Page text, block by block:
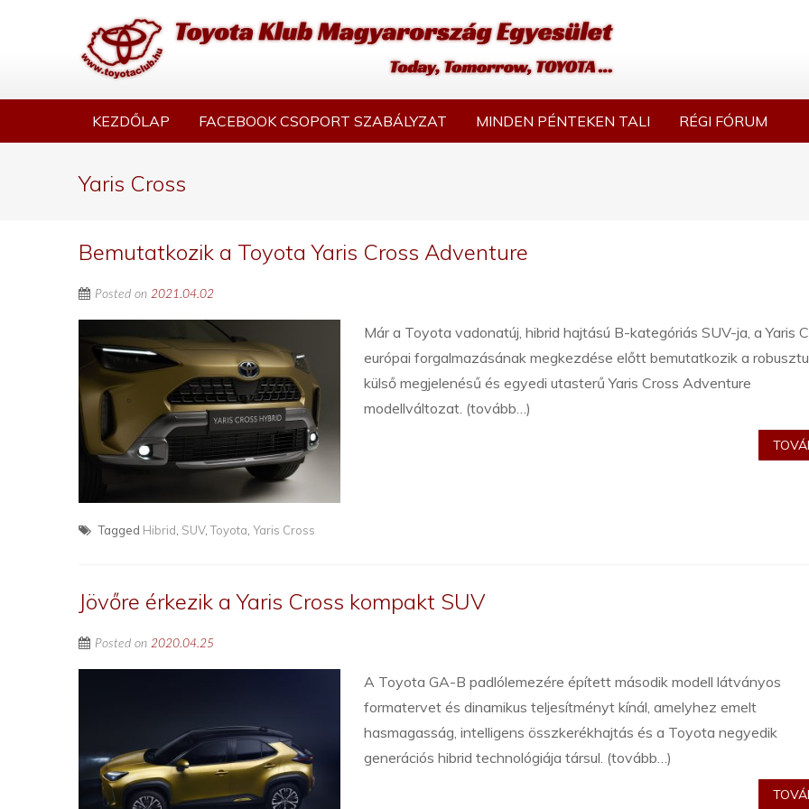
KEZDŐLAP FACEBOOK CSOPORT SZABÁLYZAT MINDEN PÉNTEKEN TALI RÉGI FÓRUM
Yaris Cross
Bemutatkozik a Toyota Yaris Cross Adventure
Posted on 2021.04.02
Már a Toyota vadonatúj, hibrid hajtású B-kategóriás SUV-ja, a Yaris
európai forgalmazásának megkezdése előtt bemutatkozik a
külső megjelenésű és egyedi utasterű Yaris Cross Adventure
modellváltozat. (tovább…)
Tagged Hibrid, SUV,Toyota, Yaris Cross
Jövőre érkezik a Yaris Cross kompakt SUV
Posted on 2020.04.25
A Toyota GA-B padlólemezére épített második modell látványos
formatervet és dinamikus teljesítményt kínál, amelyhez emelt
hasmagasság, intelligens összkerékhajtás és a Toyota negyedik
generációs hibrid technológiája társul. (tovább…)